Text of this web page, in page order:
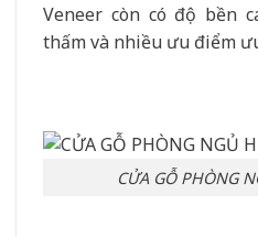
Veneer còn có độ bền
thấm và nhiều ưu điểm
CỬA GỖ PHÒNG